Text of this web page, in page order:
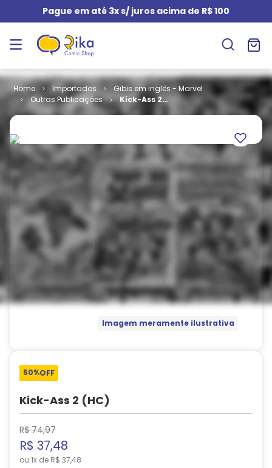
Pague em até 3x s/ juros acima de R$ 100
Importados
Gibis em inglês - Marvel
Outras Publicações
Kick-Ass 2
(HC)
Imagem meramente ilustrativa
50%OFF
Kick-Ass 2 (HC)
R$ 74,97
R$ 37,48
ou 1x de R$ 37,48